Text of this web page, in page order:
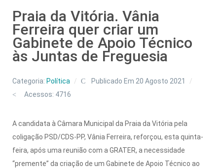
Praia da Vitória. Vânia
Ferreira quer criar um
Gabinete de Apoio Técnico
às Juntas de Freguesia
Categoria: Política
Publicado Em 20 Agosto 2021
Acessos: 4716
A candidata à Câmara Municipal da Praia da Vitória pela
coligação PSD/CDS-PP, Vânia Ferreira, reforçou, esta quinta-
feira, após uma reunião com a GRATER, a necessidade
“premente” da criação de um Gabinete de Apoio Técnico ao